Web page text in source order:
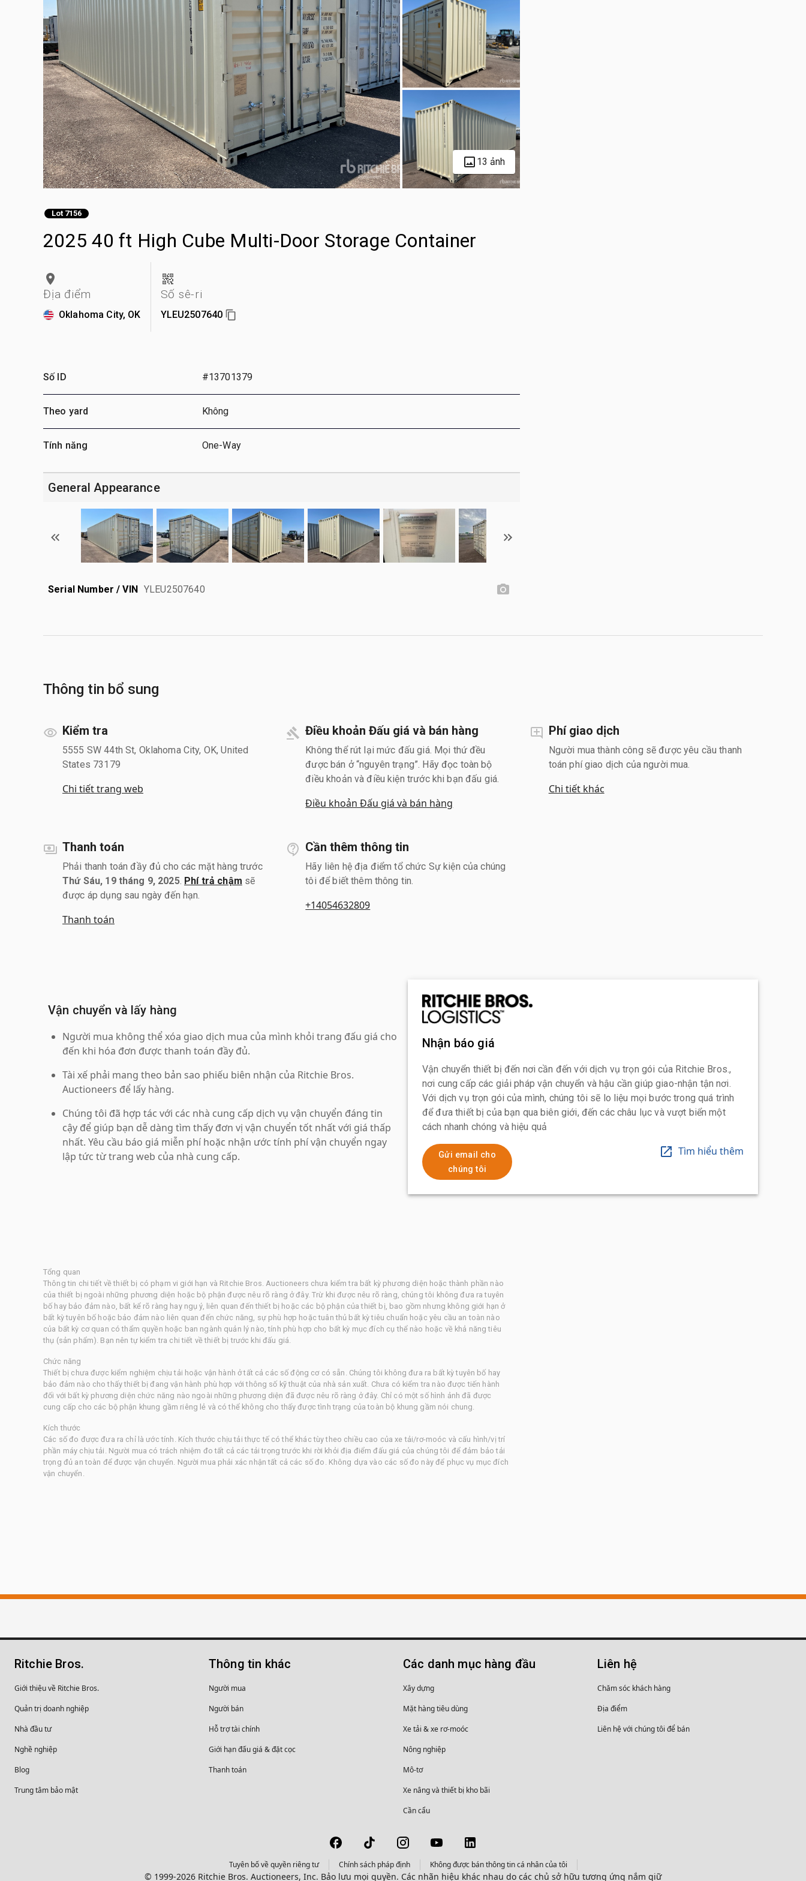
13 ảnh
Lot 7156
2025 40 ft High Cube Multi-Door Storage Container
Địa điểm
Oklahoma City, OK
Số sê-ri
YLEU2507640
Số ID #13701379
Theo yard Không
Tính năng One-Way
General Appearance
Serial Number / VIN YLEU2507640
Thông tin bổ sung
Kiểm tra
5555 SW 44th St, Oklahoma City, OK, United
States 73179
Chi tiết trang web
Điều khoản Đấu giá và bán hàng
Không thể rút lại mức đấu giá. Mọi thứ đều
được bán ở “nguyên trạng”. Hãy đọc toàn bộ
điều khoản và điều kiện trước khi bạn đấu giá.
Điều khoản Đấu giá và bán hàng
Phí giao dịch
Người mua thành công sẽ được yêu cầu thanh
toán phí giao dịch của người mua.
Chi tiết khác
Thanh toán
Phải thanh toán đầy đủ cho các mặt hàng trước
Thứ Sáu, 19 tháng 9, 2025. Phí trả chậm sẽ
được áp dụng sau ngày đến hạn.
Thanh toán
Cần thêm thông tin
Hãy liên hệ địa điểm tổ chức Sự kiện của chúng
tôi để biết thêm thông tin.
+14054632809
Vận chuyển và lấy hàng
Người mua không thể xóa giao dịch mua của mình khỏi trang đấu giá cho
đến khi hóa đơn được thanh toán đầy đủ.
Tài xế phải mang theo bản sao phiếu biên nhận của Ritchie Bros.
Auctioneers để lấy hàng.
Chúng tôi đã hợp tác với các nhà cung cấp dịch vụ vận chuyển đáng tin
cậy để giúp bạn dễ dàng tìm thấy đơn vị vận chuyển tốt nhất với giá thấp
nhất. Yêu cầu báo giá miễn phí hoặc nhận ước tính phí vận chuyển ngay
lập tức từ trang web của nhà cung cấp.
Nhận báo giá
Vận chuyển thiết bị đến nơi cần đến với dịch vụ trọn gói của Ritchie Bros.,
nơi cung cấp các giải pháp vận chuyển và hậu cần giúp giao-nhận tận nơi.
Với dịch vụ trọn gói của mình, chúng tôi sẽ lo liệu mọi bước trong quá trình
để đưa thiết bị của bạn qua biên giới, đến các châu lục và vượt biển một
cách nhanh chóng và hiệu quả
Gửi email cho
chúng tôi
Tìm hiểu thêm
Tổng quan
Thông tin chi tiết về thiết bị có phạm vi giới hạn và Ritchie Bros. Auctioneers chưa kiểm tra bất kỳ phương diện hoặc thành phần nào
của thiết bị ngoài những phương diện hoặc bộ phận được nêu rõ ràng ở đây. Trừ khi được nêu rõ ràng, chúng tôi không đưa ra tuyên
bố hay bảo đảm nào, bất kể rõ ràng hay ngụ ý, liên quan đến thiết bị hoặc các bộ phận của thiết bị, bao gồm nhưng không giới hạn ở
bất kỳ tuyên bố hoặc bảo đảm nào liên quan đến chức năng, sự phù hợp hoặc tuân thủ bất kỳ tiêu chuẩn hoặc yêu cầu an toàn nào
của bất kỳ cơ quan có thẩm quyền hoặc ban ngành quản lý nào, tính phù hợp cho bất kỳ mục đích cụ thể nào hoặc về khả năng tiêu
thụ (sản phẩm). Bạn nên tự kiểm tra chi tiết về thiết bị trước khi đấu giá.
Chức năng
Thiết bị chưa được kiểm nghiệm chịu tải hoặc vận hành ở tất cả các số động cơ có sẵn. Chúng tôi không đưa ra bất kỳ tuyên bố hay
bảo đảm nào cho thấy thiết bị đang vận hành phù hợp với thông số kỹ thuật của nhà sản xuất. Chưa có kiểm tra nào được tiến hành
đối với bất kỳ phương diện chức năng nào ngoài những phương diện đã được nêu rõ ràng ở đây. Chỉ có một số hình ảnh đã được
cung cấp cho các bộ phận khung gầm riêng lẻ và có thể không cho thấy được tình trạng của toàn bộ khung gầm nói chung.
Kích thước
Các số đo được đưa ra chỉ là ước tính. Kích thước chịu tải thực tế có thể khác tùy theo chiều cao của xe tải/rơ-moóc và cấu hình/vị trí
phần máy chịu tải. Người mua có trách nhiệm đo tất cả các tải trọng trước khi rời khỏi địa điểm đấu giá của chúng tôi để đảm bảo tải
trọng đủ an toàn để được vận chuyển. Người mua phải xác nhận tất cả các số đo. Không dựa vào các số đo này để phục vụ mục đích
vận chuyển.
Ritchie Bros.
Giới thiệu về Ritchie Bros.
Quản trị doanh nghiệp
Nhà đầu tư
Nghề nghiệp
Blog
Trung tâm bảo mật
Thông tin khác
Người mua
Người bán
Hỗ trợ tài chính
Giới hạn đấu giá & đặt cọc
Thanh toán
Các danh mục hàng đầu
Xây dựng
Mặt hàng tiêu dùng
Xe tải & xe rơ-moóc
Nông nghiệp
Mô-tơ
Xe nâng và thiết bị kho bãi
Cần cẩu
Liên hệ
Chăm sóc khách hàng
Địa điểm
Liên hệ với chúng tôi để bán
Tuyên bố về quyền riêng tư Chính sách pháp định Không được bán thông tin cá nhân của tôi
© 1999-2026 Ritchie Bros. Auctioneers, Inc. Bảo lưu mọi quyền. Các nhãn hiệu khác nhau do các chủ sở hữu tương ứng nắm giữ